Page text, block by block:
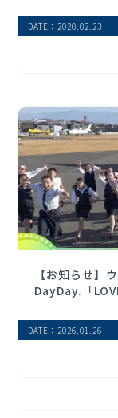
DATE：2020.02.23
【お知らせ】
DayDay.「
DATE：2026.01.26